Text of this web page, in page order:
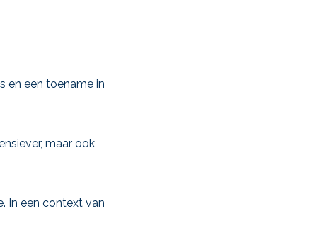
en een toename in
maar ook
In een context van